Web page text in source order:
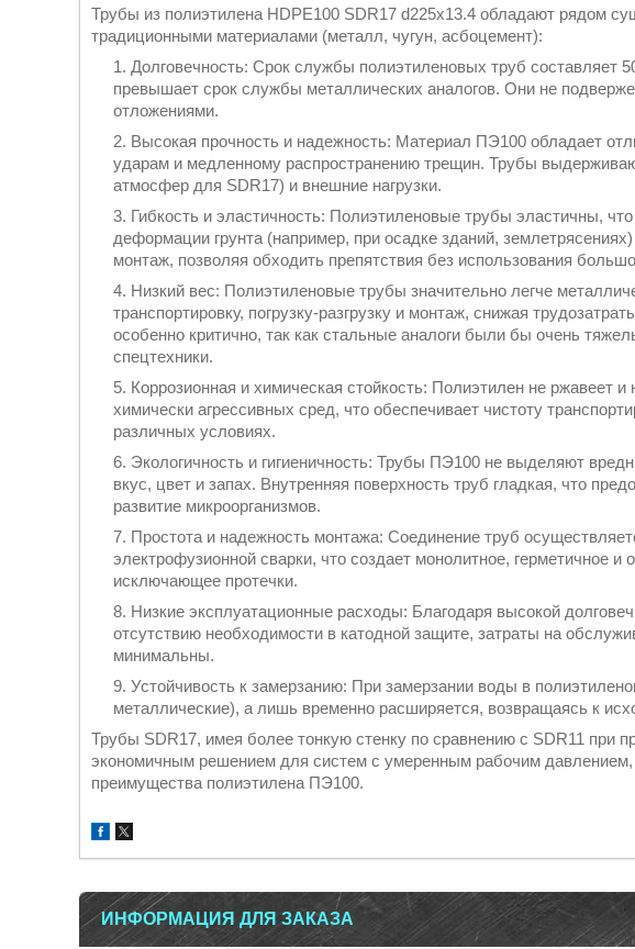
Трубы из полиэтилена HDPE100 SDR17 d225х13.4 обладают рядом
традиционными материалами (металл, чугун, асбоцемент):
Долговечность: Срок службы полиэтиленовых труб составляет
превышает срок службы металлических аналогов. Они не
отложениями.
Высокая прочность и надежность: Материал ПЭ100 обладает
ударам и медленному распространению трещин. Трубы
атмосфер для SDR17) и внешние нагрузки.
Гибкость и эластичность: Полиэтиленовые трубы эластичны,
деформации грунта (например, при осадке зданий,
монтаж, позволяя обходить препятствия без использования
Низкий вес: Полиэтиленовые трубы значительно легче
транспортировку, погрузку-разгрузку и монтаж, снижая
особенно критично, так как стальные аналоги были бы очень
спецтехники.
Коррозионная и химическая стойкость: Полиэтилен не ржавеет
химически агрессивных сред, что обеспечивает чистоту
различных условиях.
Экологичность и гигиеничность: Трубы ПЭ100 не выделяют
вкус, цвет и запах. Внутренняя поверхность труб гладкая, что
развитие микроорганизмов.
Простота и надежность монтажа: Соединение труб
электрофузионной сварки, что создает монолитное, герметичное и
исключающее протечки.
Низкие эксплуатационные расходы: Благодаря высокой
отсутствию необходимости в катодной защите, затраты на
минимальны.
Устойчивость к замерзанию: При замерзании воды в
металлические), а лишь временно расширяется, возвращаясь к
Трубы SDR17, имея более тонкую стенку по сравнению с SDR11 при
экономичным решением для систем с умеренным рабочим
преимущества полиэтилена ПЭ100.
ИНФОРМАЦИЯ ДЛЯ ЗАКАЗА